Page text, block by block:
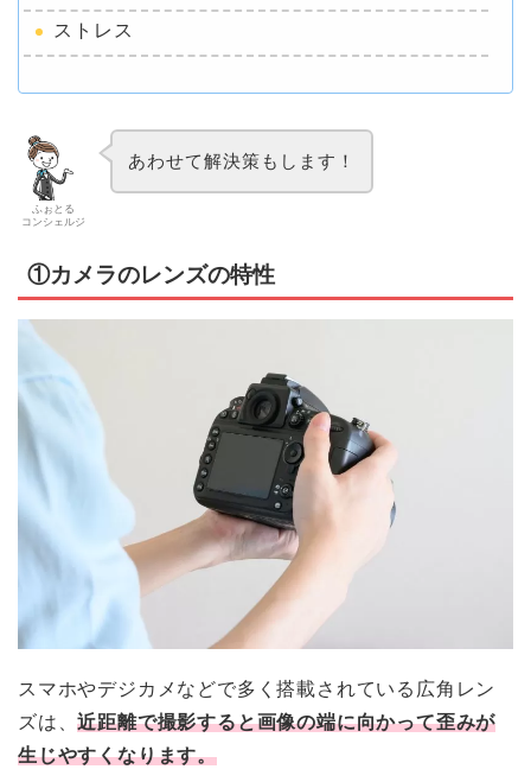
ストレス
ふぉとる
コンシェルジ
あわせて解決策もします！
①カメラのレンズの特性
スマホやデジカメなどで多く搭載されている広角レン
ズは、近距離で撮影すると画像の端に向かって歪みが
生じやすくなります。